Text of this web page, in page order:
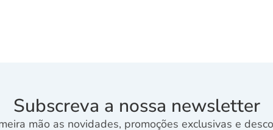
Subscreva a nossa newsletter
mão as novidades, promoções exclusivas e